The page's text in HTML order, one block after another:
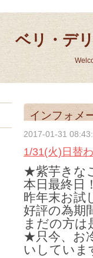
ベリ・デ
インフォメ
2017-01-31
1/31(火)日替
★紫芋きな
本日最終日
昨年末お試
好評の為期
まだの方は
★只今、お
いしていま